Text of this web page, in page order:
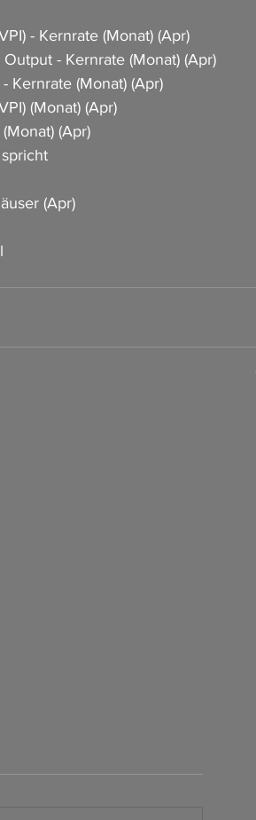
(Apr)
(VPI) - Kernrate (Monat) (Apr)
Output - Kernrate (Monat) (Apr)
- Kernrate (Monat) (Apr)
(VPI) (Monat) (Apr)
(Monat) (Apr)
Präsidentin Lagarde spricht
Häuser (Apr)
Sitzungsprotokoll